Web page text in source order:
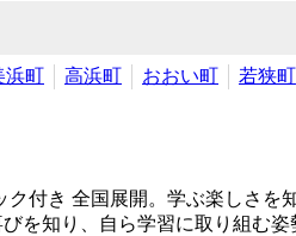
浜町 高浜町 おおい町 若狭町
ク付き 全国展開。学ぶ楽しさを
を知り、自ら学習に取り組む